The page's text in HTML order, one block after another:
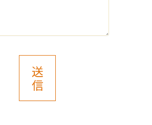
れによりご本人様が被った損害
益を含む）、不利益等につい
は何らの賠償責任等を負いませ
送
信